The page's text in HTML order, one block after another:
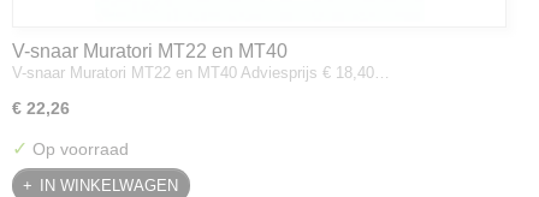
V-snaar Muratori MT22 en MT40
V-snaar Muratori MT22 en MT40 Adviesprijs € 18,40…
€ 22,26
✓ Op voorraad
IN WINKELWAGEN